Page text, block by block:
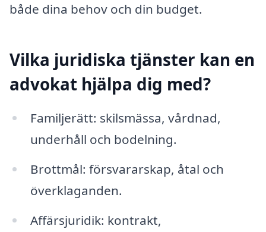
både dina behov och din budget.
Vilka juridiska tjänster kan en
advokat hjälpa dig med?
Familjerätt: skilsmässa, vårdnad,
underhåll och bodelning.
Brottmål: försvararskap, åtal och
överklaganden.
Affärsjuridik: kontrakt,